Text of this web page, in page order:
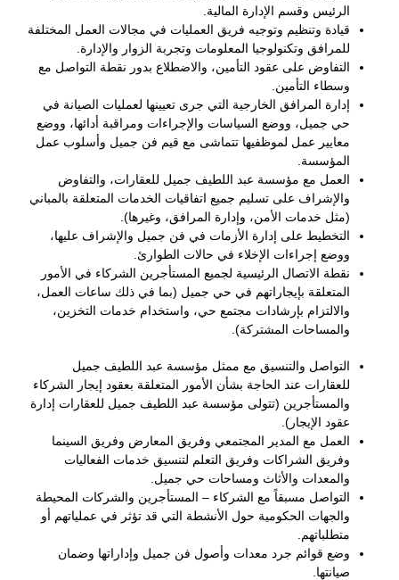
الرئيس وقسم الإدارة المالية.
قيادة وتنظيم وتوجيه فريق العمليات في مجالات العمل المختلفة
للمرافق وتكنولوجيا المعلومات وتجربة الزوار والإدارة.
التفاوض على عقود التأمين، والاضطلاع بدور نقطة التواصل مع
وسطاء التأمين.
إدارة المرافق الخارجية التي جرى تعيينها لعمليات الصيانة في
حي جميل، ووضع السياسات والإجراءات ومراقبة أدائها، ووضع
معايير عمل لموظفيها تتماشى مع قيم فن جميل وأسلوب عمل
المؤسسة.
العمل مع مؤسسة عبد اللطيف جميل للعقارات، والتفاوض
والإشراف على تسليم جميع اتفاقيات الخدمات المتعلقة بالمباني
(مثل خدمات الأمن، وإدارة المرافق، وغيرها).
التخطيط على إدارة الأزمات في فن جميل والإشراف عليها،
ووضع إجراءات الإخلاء في حالات الطوارئ.
نقطة الاتصال الرئيسية لجميع المستأجرين الشركاء في الأمور
المتعلقة بإيجاراتهم في حي جميل (بما في ذلك ساعات العمل،
والالتزام بإرشادات مجتمع حي، واستخدام خدمات التخزين،
والمساحات المشتركة).
التواصل والتنسيق مع ممثل مؤسسة عبد اللطيف جميل
للعقارات عند الحاجة بشأن الأمور المتعلقة بعقود إيجار الشركاء
والمستأجرين (تتولى مؤسسة عبد اللطيف جميل للعقارات إدارة
عقود الإيجار).
العمل مع المدير المجتمعي وفريق المعارض وفريق السينما
وفريق الشراكات وفريق التعلم لتنسيق خدمات الفعاليات
والمعدات والأثاث ومساحات حي جميل.
التواصل مسبقاً مع الشركاء – المستأجرين والشركات المحيطة
والجهات الحكومية حول الأنشطة التي قد تؤثر في عملياتهم أو
متطلباتهم.
وضع قوائم جرد معدات وأصول فن جميل وإداراتها وضمان
صيانتها.